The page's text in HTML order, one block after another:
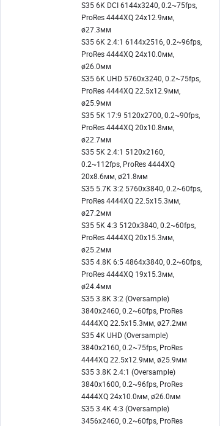
S35 6K DCI 6144x3240, 0.2~75fps,
ProRes 4444XQ 24x12.9мм,
ø27.3мм
S35 6K 2.4:1 6144x2516, 0.2~96fps,
ProRes 4444XQ 24x10.0мм,
ø26.0мм
S35 6K UHD 5760x3240, 0.2~75fps,
ProRes 4444XQ 22.5x12.9мм,
ø25.9мм
S35 5K 17:9 5120x2700, 0.2~90fps,
ProRes 4444XQ 20x10.8мм,
ø22.7мм
S35 5K 2.4:1 5120x2160,
0.2~112fps, ProRes 4444XQ
20x8.6мм, ø21.8мм
S35 5.7K 3:2 5760x3840, 0.2~60fps,
ProRes 4444XQ 22.5x15.3мм,
ø27.2мм
S35 5K 4:3 5120x3840, 0.2~60fps,
ProRes 4444XQ 20x15.3мм,
ø25.2мм
S35 4.8K 6:5 4864x3840, 0.2~60fps,
ProRes 4444XQ 19x15.3мм,
ø24.4мм
S35 3.8K 3:2 (Oversample)
3840x2460, 0.2~60fps, ProRes
4444XQ 22.5x15.3мм, ø27.2мм
S35 4K UHD (Oversample)
3840x2160, 0.2~75fps, ProRes
4444XQ 22.5x12.9мм, ø25.9мм
S35 3.8K 2.4:1 (Oversample)
3840x1600, 0.2~96fps, ProRes
4444XQ 24x10.0мм, ø26.0мм
S35 3.4K 4:3 (Oversample)
3456x2460, 0.2~60fps, ProRes